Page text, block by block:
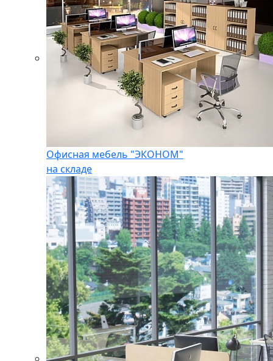
Офисная мебель "ЭКОНОМ"
на складе